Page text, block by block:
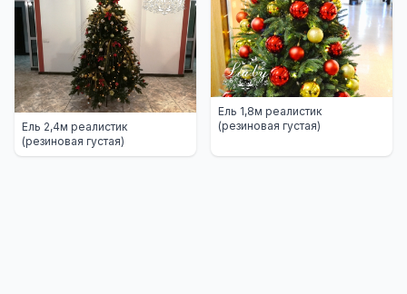
Ель 2,4м реалистик
(резиновая густая)
Ель 1,8м реалистик
(резиновая густая)